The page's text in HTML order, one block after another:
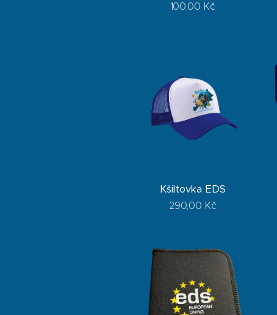
100,00 Kč
Kšiltovka EDS
290,00 Kč